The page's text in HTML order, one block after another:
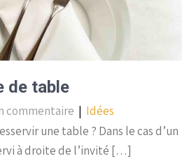
de table
commentaire | Idées
une table ? Dans le cas d’un
à droite de l’invité […]